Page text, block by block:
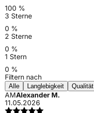
100 %
3 Sterne
0 %
2 Sterne
0 %
1 Stern
0 %
Filtern nach
Alle Langlebigkeit Qualität
AMAlexander M.
11.05.2026